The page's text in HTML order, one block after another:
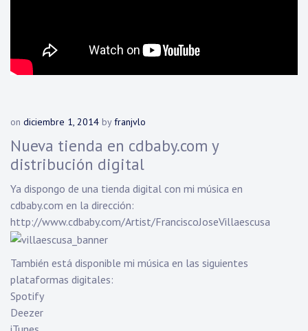
on diciembre 1, 2014 byfranjvlo
Nueva tienda en cdbaby.com y
distribución digital
Ya dispongo de una tienda digital con mi música en
cdbaby.com en la dirección:
http://www.cdbaby.com/Artist/FranciscoJoseVillaescusa
También está disponible mi música en las siguientes
plataformas digitales:
Spotify
Deezer